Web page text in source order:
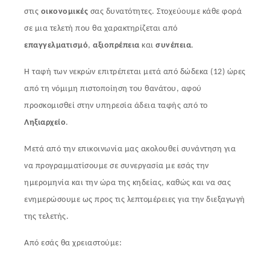
στις οικονομικές σας δυνατότητες. Στοχεύουμε κάθε φορά
σε μια τελετή που θα χαρακτηρίζεται από
επαγγελματισμό, αξιοπρέπεια και συνέπεια.
Η ταφή των νεκρών επιτρέπεται μετά από δώδεκα (12) ώρες
από τη νόμιμη πιστοποίηση του θανάτου, αφού
προσκομισθεί στην υπηρεσία άδεια ταφής από το
Ληξιαρχείο.
Μετά από την επικοινωνία μας ακολουθεί συνάντηση για
να προγραμματίσουμε σε συνεργασία με εσάς την
ημερομηνία και την ώρα της κηδείας, καθώς και να σας
ενημερώσουμε ως προς τις λεπτομέρειες για την διεξαγωγή
της τελετής.
Από εσάς θα χρειαστούμε: